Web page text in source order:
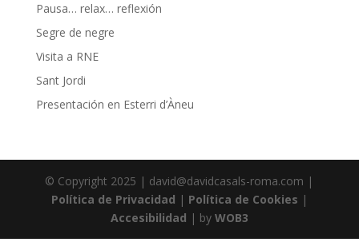
Pausa… relax… reflexión
Segre de negre
Visita a RNE
Sant Jordi
Presentación en Esterri d’Àneu
© Copyright 2025 | david@davidcasals-roma.com |
Política de Privacidad | Política de Cookies |
Accesibilidad | by WOB3